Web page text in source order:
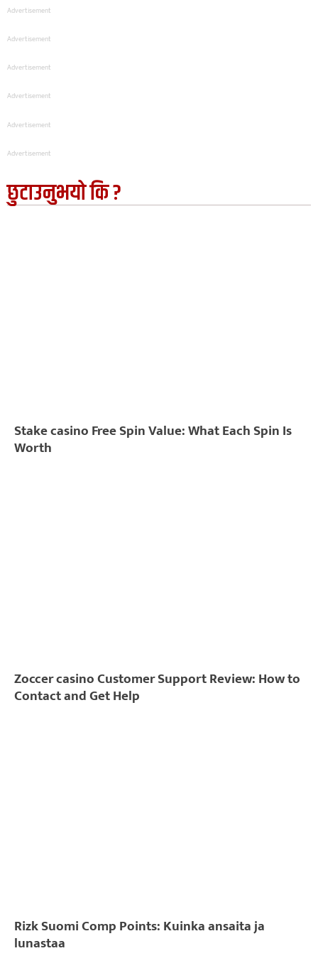
Advertisement
Advertisement
Advertisement
Advertisement
Advertisement
Advertisement
छुटाउनुभयो कि ?
Stake casino Free Spin Value: What Each Spin Is
Worth
Zoccer casino Customer Support Review: How to
Contact and Get Help
Rizk Suomi Comp Points: Kuinka ansaita ja
lunastaa